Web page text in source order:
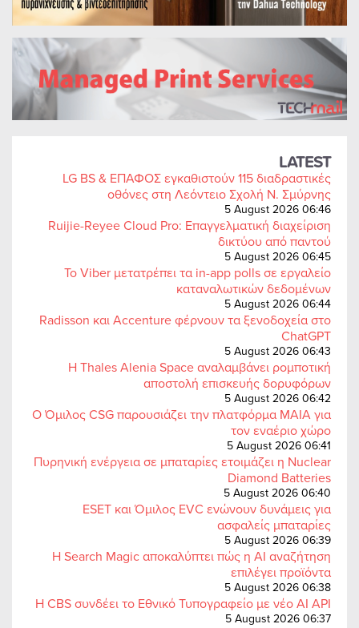
LATEST
LG BS & ΕΠΑΦΟΣ εγκαθιστούν 115 διαδραστικές
οθόνες στη Λεόντειο Σχολή Ν. Σμύρνης
5 August 2026 06:46
Ruijie-Reyee Cloud Pro: Επαγγελματική διαχείριση
δικτύου από παντού
5 August 2026 06:45
Το Viber μετατρέπει τα in-app polls σε εργαλείο
καταναλωτικών δεδομένων
5 August 2026 06:44
Radisson και Accenture φέρνουν τα ξενοδοχεία στο
ChatGPT
5 August 2026 06:43
Η Thales Alenia Space αναλαμβάνει ρομποτική
αποστολή επισκευής δορυφόρων
5 August 2026 06:42
Ο Όμιλος CSG παρουσιάζει την πλατφόρμα MAIA για
τον εναέριο χώρο
5 August 2026 06:41
Πυρηνική ενέργεια σε μπαταρίες ετοιμάζει η Nuclear
Diamond Batteries
5 August 2026 06:40
ESET και Όμιλος EVC ενώνουν δυνάμεις για
ασφαλείς μπαταρίες
5 August 2026 06:39
Η Search Magic αποκαλύπτει πώς η AI αναζήτηση
επιλέγει προϊόντα
5 August 2026 06:38
Η CBS συνδέει το Εθνικό Τυπογραφείο με νέο AI API
5 August 2026 06:37